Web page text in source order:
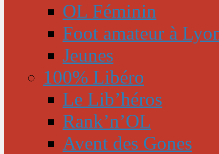
OL Féminin
Foot amateur à
Jeunes
100% Libéro
Le Lib’héros
Rank’n’OL
Avent des Gones